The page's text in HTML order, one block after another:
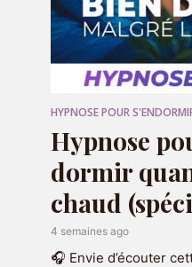
Commenter
Nom
E-mail*
HYPNOSE POUR
Hypnose
dormir
chaud
4 semaines ago
🎧 Envie d’écouter